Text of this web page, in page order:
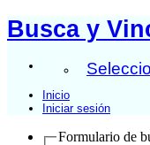
Busca y
Inicio
Iniciar sesión
Formulario de